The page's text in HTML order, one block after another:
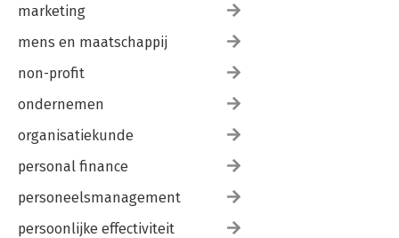
marketing
mens en maatschappij
non-profit
ondernemen
organisatiekunde
personal finance
personeelsmanagement
persoonlijke effectiviteit